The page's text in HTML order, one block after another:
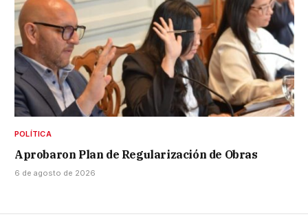
POLÍTICA
Aprobaron Plan de Regularización de Obras
6 de agosto de 2026